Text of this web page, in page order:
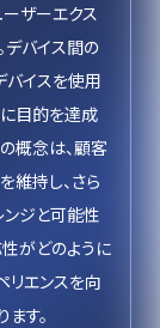
ザーエクス
デバイス間の
バイスを使用
に目的を達成
概念は、顧客
維持し、さら
ジと可能性
がどのように
リエンスを向
す。